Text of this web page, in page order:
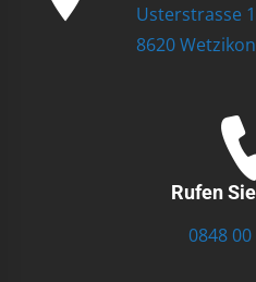
Usterstrasse
8620 Wetzikon
Rufen
0848